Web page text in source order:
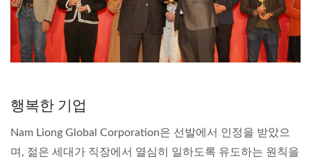
행복한 기업
Nam Liong Global Corporation은 선발에서 인정을 받았으
며, 젊은 세대가 직장에서 열심히 일하도록 유도하는 원칙을